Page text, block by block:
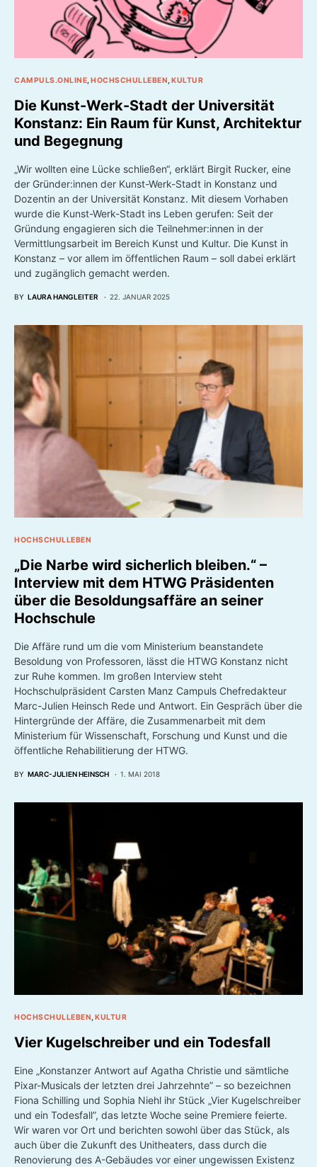
CAMPULS.ONLINE HOCHSCHULLEBEN KULTUR
Die Kunst-Werk-Stadt der Universität
Konstanz: Ein Raum für Kunst, Architektur
und Begegnung
„Wir wollten eine Lücke schließen“, erklärt Birgit Rucker, eine
der Gründer:innen der Kunst-Werk-Stadt in Konstanz und
Dozentin an der Universität Konstanz. Mit diesem Vorhaben
wurde die Kunst-Werk-Stadt ins Leben gerufen: Seit der
Gründung engagieren sich die Teilnehmer:innen in der
Vermittlungsarbeit im Bereich Kunst und Kultur. Die Kunst in
Konstanz – vor allem im öffentlichen Raum – soll dabei erklärt
und zugänglich gemacht werden.
BY LAURA HANGLEITER 22. JANUAR 2025
HOCHSCHULLEBEN
„Die Narbe wird sicherlich bleiben.“ –
Interview mit dem HTWG Präsidenten
über die Besoldungsaffäre an seiner
Hochschule
Die Affäre rund um die vom Ministerium beanstandete
Besoldung von Professoren, lässt die HTWG Konstanz nicht
zur Ruhe kommen. Im großen Interview steht
Hochschulpräsident Carsten Manz Campuls Chefredakteur
Marc-Julien Heinsch Rede und Antwort. Ein Gespräch über die
Hintergründe der Affäre, die Zusammenarbeit mit dem
Ministerium für Wissenschaft, Forschung und Kunst und die
öffentliche Rehabilitierung der HTWG.
BY MARC-JULIEN HEINSCH 1. MAI 2018
HOCHSCHULLEBEN KULTUR
Vier Kugelschreiber und ein Todesfall
Eine „Konstanzer Antwort auf Agatha Christie und sämtliche
Pixar-Musicals der letzten drei Jahrzehnte” – so bezeichnen
Fiona Schilling und Sophia Niehl ihr Stück „Vier Kugelschreiber
und ein Todesfall”, das letzte Woche seine Premiere feierte.
Wir waren vor Ort und berichten sowohl über das Stück, als
auch über die Zukunft des Unitheaters, dass durch die
Renovierung des A-Gebäudes vor einer ungewissen Existenz